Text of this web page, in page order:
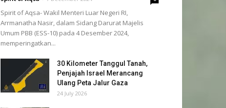
Spirit of Aqsa- Wakil Menteri Luar Negeri RI,
Arrmanatha Nasir, dalam Sidang Darurat Majelis
Umum PBB (ESS-10) pada 4 Desember 2024,
memperingatkan...
30 Kilometer Tanggul Tanah,
Penjajah Israel Merancang
Ulang Peta Jalur Gaza
24 July 2026